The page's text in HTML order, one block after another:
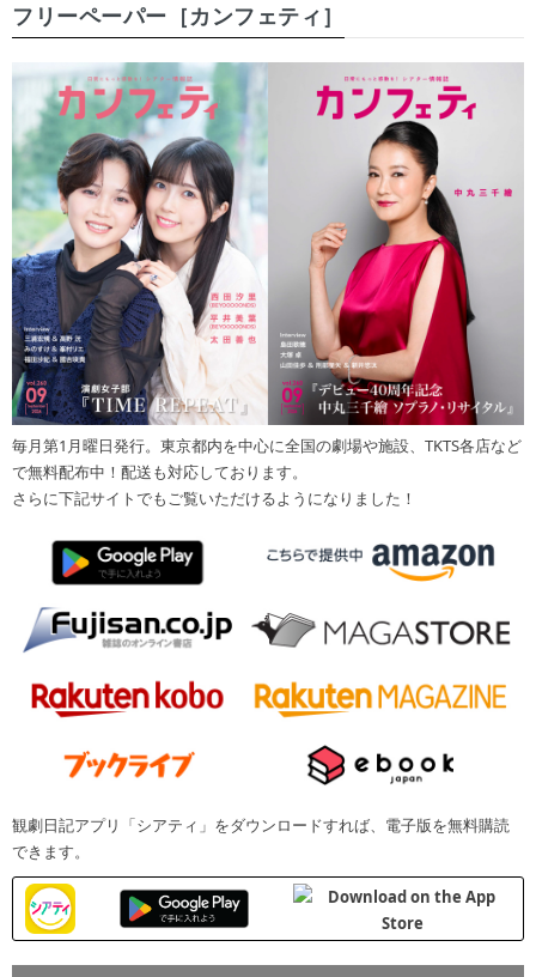
フリーペーパー［カンフェティ］
毎月第1月曜日発行。東京都内を中心に全国の劇場や施設、TKTS各店など
で無料配布中！配送も対応しております。
さらに下記サイトでもご覧いただけるようになりました！
観劇日記アプリ「シアティ」をダウンロードすれば、電子版を無料購読
できます。